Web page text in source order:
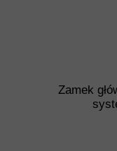
Zamek